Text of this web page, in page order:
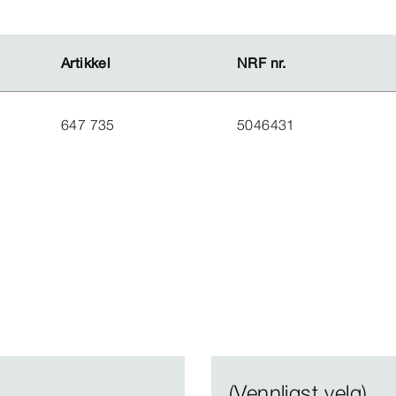
Artikkel NRF nr.
Artikkel NRF nr.
647 735 5046431